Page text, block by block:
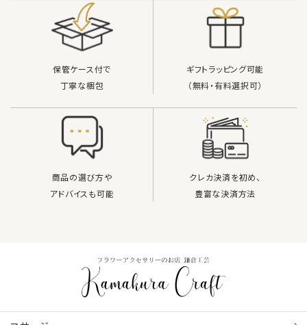
保管ケース付で
丁寧な梱包
ギフトラッピング可能
（無料・有料選択可）
商品の選び方や
アドバイスも可能
クレカ決済を初め、
豊富な決済方法